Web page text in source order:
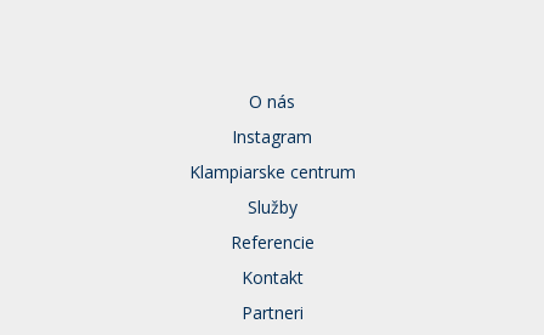
O nás
Instagram
Klampiarske centrum
Služby
Referencie
Kontakt
Partneri